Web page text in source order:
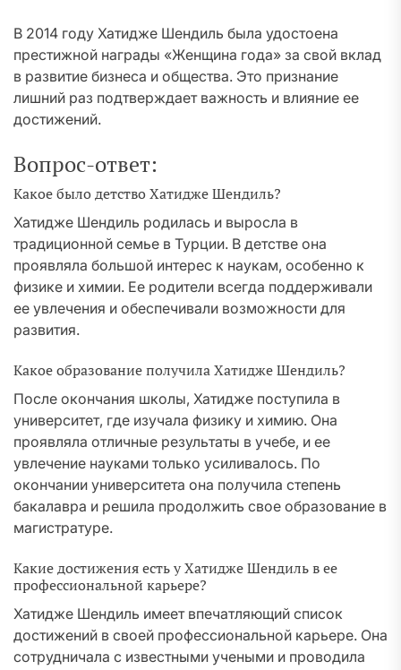
В 2014 году Хатидже Шендиль была удостоена
престижной награды «Женщина года» за свой вклад
в развитие бизнеса и общества. Это признание
лишний раз подтверждает важность и влияние ее
достижений.
Вопрос-ответ:
Какое было детство Хатидже Шендиль?
Хатидже Шендиль родилась и выросла в
традиционной семье в Турции. В детстве она
проявляла большой интерес к наукам, особенно к
физике и химии. Ее родители всегда поддерживали
ее увлечения и обеспечивали возможности для
развития.
Какое образование получила Хатидже Шендиль?
После окончания школы, Хатидже поступила в
университет, где изучала физику и химию. Она
проявляла отличные результаты в учебе, и ее
увлечение науками только усиливалось. По
окончании университета она получила степень
бакалавра и решила продолжить свое образование в
магистратуре.
Какие достижения есть у Хатидже Шендиль в ее
профессиональной карьере?
Хатидже Шендиль имеет впечатляющий список
достижений в своей профессиональной карьере. Она
сотрудничала с известными учеными и проводила